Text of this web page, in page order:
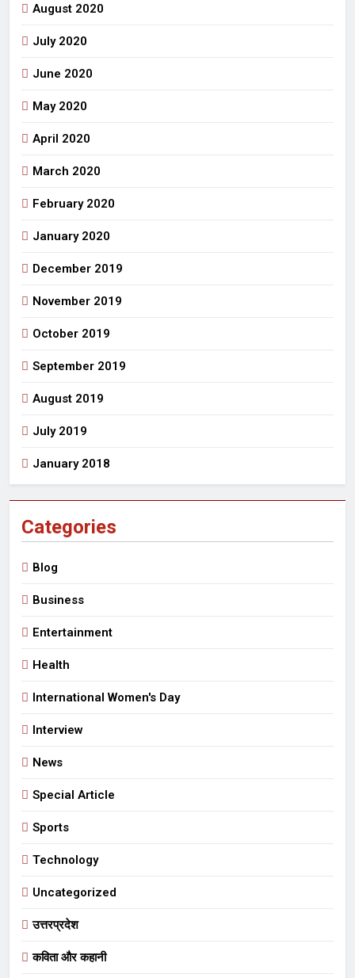
August 2020
July 2020
June 2020
May 2020
April 2020
March 2020
February 2020
January 2020
December 2019
November 2019
October 2019
September 2019
August 2019
July 2019
January 2018
Categories
Blog
Business
Entertainment
Health
International Women's Day
Interview
News
Special Article
Sports
Technology
Uncategorized
उत्तरप्रदेश
कविता और कहानी